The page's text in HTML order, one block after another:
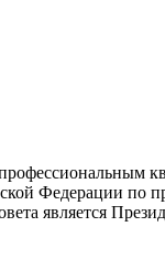
Федерации по
является